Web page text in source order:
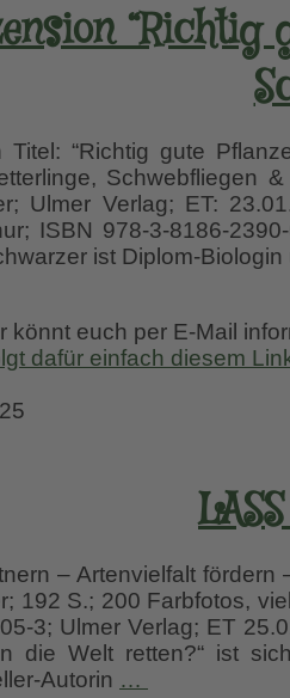
“Richtig
Titel: “Richtig gute
Schwebfliegen
Ulmer Verlag; ET:
ISBN 978-3-8186-
ist Diplom-Biologin
könnt euch per E-Mail
dafür einfach diesem
– Artenvielfalt fördern
192 S.; 200 Farbfotos,
3; Ulmer Verlag; ET
die Welt retten?“ ist
Autorin …